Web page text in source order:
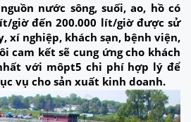
nước sông, suối, ao, hồ có
giờ đến 200.000 lít/giờ được sử
xí nghiệp, khách sạn, bệnh viện,
cam kết sẽ cung ứng cho khách
với môpt5 chi phí hợp lý để
vụ cho sản xuất kinh doanh.